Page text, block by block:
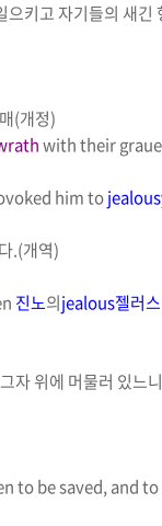
으키고 자기들의 새긴
(개정)
with their
him to
.(개역)
진노의jealous젤러스
자 위에 머물러 있느
to be saved, and